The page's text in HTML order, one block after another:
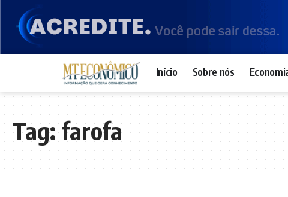
Início Sobre nós
Tag:farofa